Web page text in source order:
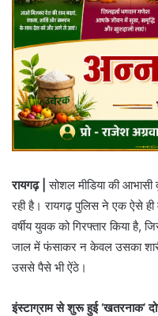
रायगढ़ | सोशल मीडिया की आभासी
रही है। रायगढ़ पुलिस ने एक ऐसे ही
वर्षीय युवक को गिरफ्तार किया है,
जाल में फंसाकर न केवल उसका
उससे पैसे भी ऐंठे।
इंस्टाग्राम से शुरू हुई ‘खतरनाक’